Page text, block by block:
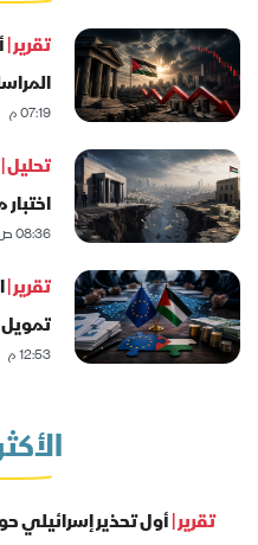
تقرير |
07:19 م
تحليل |
08:36 ص
تقرير |
12:53 م
تقرير |أول تحذير إسرائيلي